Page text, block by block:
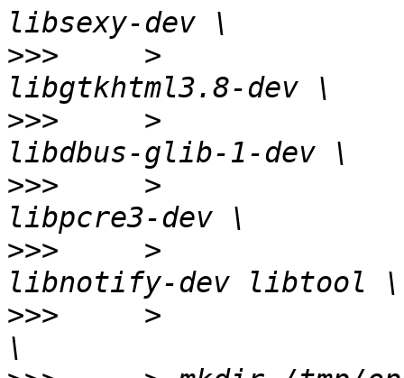
>>>
>
>>>
>
>>>
>
>>>
>
>>>
>